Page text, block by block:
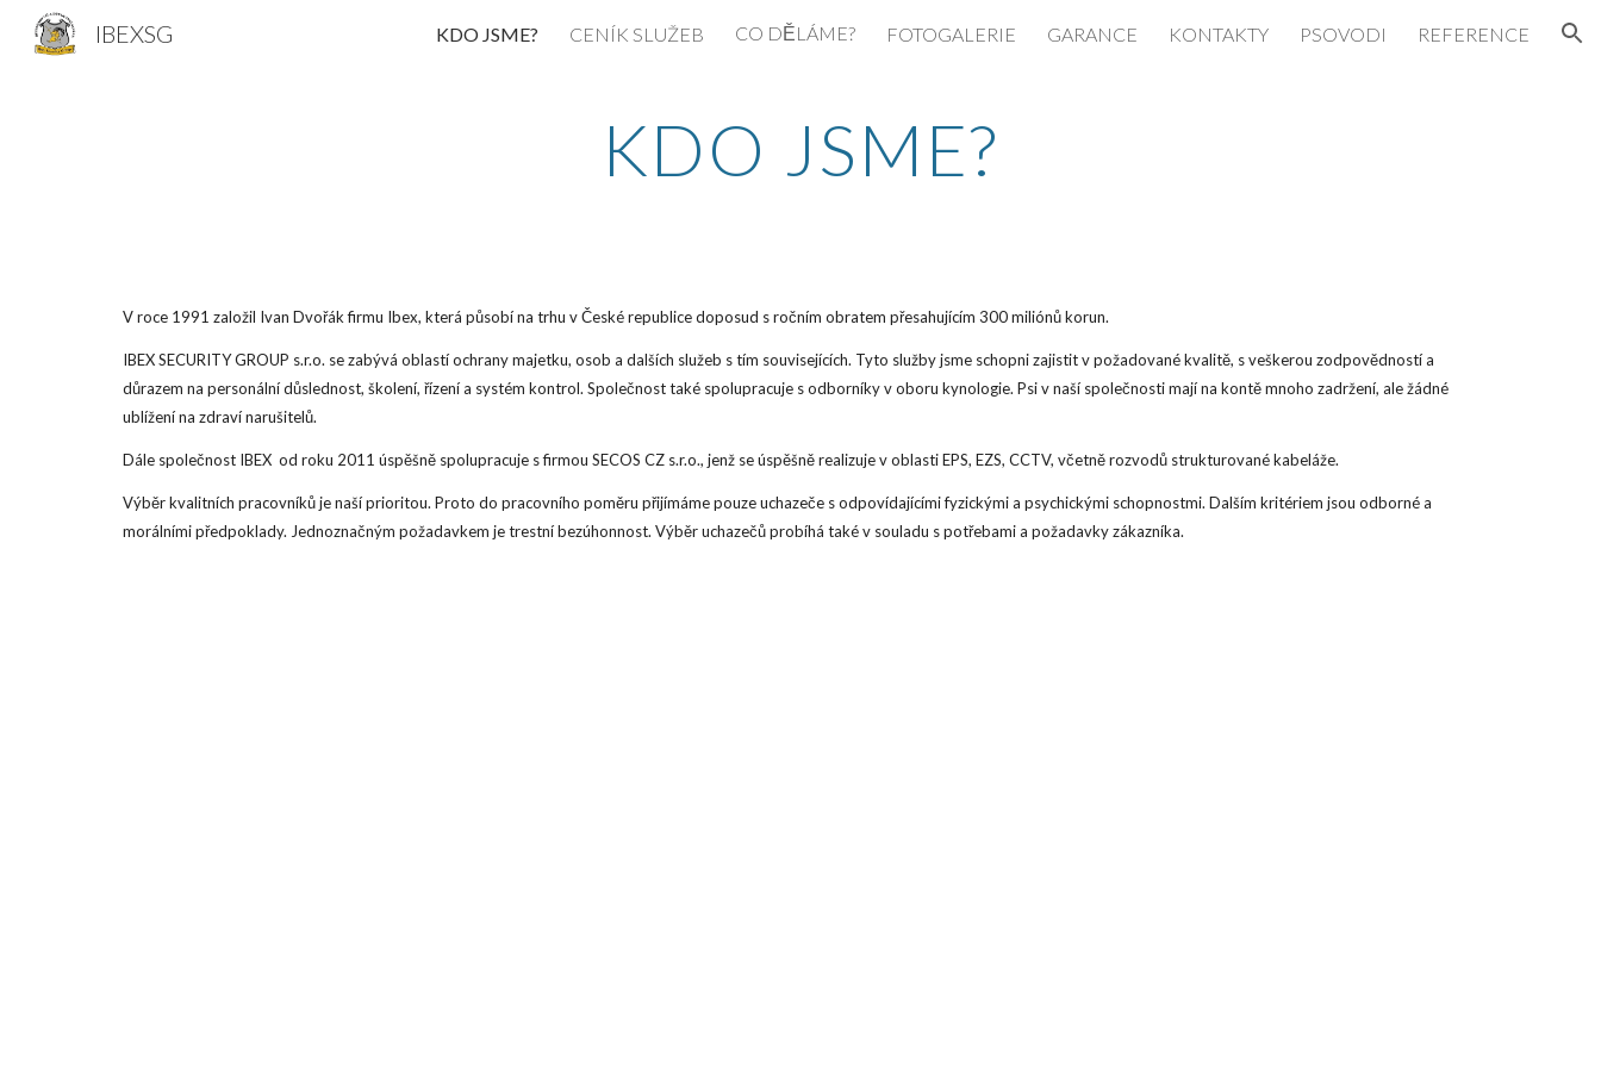
Skip to main content Skip to navigation
IBEXSG KDO JSME? CENÍK SLUŽEB CO DĚLÁME? FOTOGALERIE GARANCE KONTAKTY PSOVODI REFERENCE
KDO JSME?
V roce 1991 založil Ivan Dvořák firmu Ibex, která působí na trhu v České republice doposud s ročním obratem přesahujícím 300 miliónů korun.
IBEX SECURITY GROUP s.r.o. se zabývá oblastí ochrany majetku, osob a dalších služeb s tím souvisejících. Tyto služby jsme schopni zajistit v požadované kvalitě, s veškerou zodpovědností a
důrazem na personální důslednost, školení, řízení a systém kontrol. Společnost také spolupracuje s odborníky v oboru kynologie. Psi v naší společnosti mají na kontě mnoho zadržení, ale žádné
ublížení na zdraví narušitelů.
Dále společnost IBEX od roku 2011 úspěšně spolupracuje s firmou SECOS CZ s.r.o., jenž se úspěšně realizuje v oblasti EPS, EZS, CCTV, včetně rozvodů strukturované kabeláže.
Výběr kvalitních pracovníků je naší prioritou. Proto do pracovního poměru přijímáme pouze uchazeče s odpovídajícími fyzickými a psychickými schopnostmi. Dalším kritériem jsou odborné a
morálními předpoklady. Jednoznačným požadavkem je trestní bezúhonnost. Výběr uchazečů probíhá také v souladu s potřebami a požadavky zákazníka.